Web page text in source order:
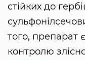
стійких до
того,
контролю